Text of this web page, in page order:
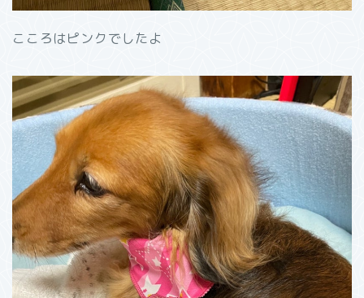
こころはピンクでしたよ